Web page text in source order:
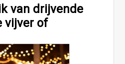
van drijvende
vijver of